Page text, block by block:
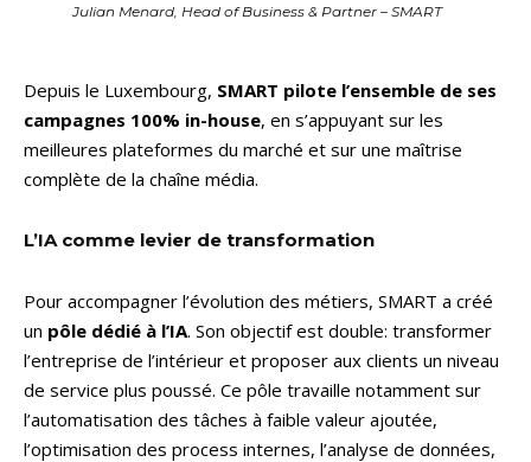
Julian Menard, Head of Business & Partner – SMART
Depuis le Luxembourg, SMART pilote l’ensemble de ses
campagnes 100% in-house, en s’appuyant sur les
meilleures plateformes du marché et sur une maîtrise
complète de la chaîne média.
L’IA comme levier de transformation
Pour accompagner l’évolution des métiers, SMART a créé
un pôle dédié à l’IA. Son objectif est double: transformer
l’entreprise de l’intérieur et proposer aux clients un niveau
de service plus poussé. Ce pôle travaille notamment sur
l’automatisation des tâches à faible valeur ajoutée,
l’optimisation des process internes, l’analyse de données,